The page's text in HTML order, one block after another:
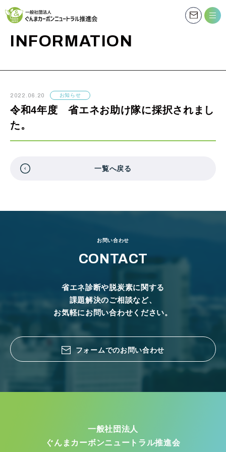
お知らせ
INFORMATION
2022.06.20 お知らせ
令和4年度 省エネお助け隊に採択されまし
た。
一覧へ戻る
お問い合わせ
CONTACT
省エネ診断や脱炭素に関する
課題解決のご相談など、
お気軽にお問い合わせください。
フォームでのお問い合わせ
一般社団法人
ぐんまカーボンニュートラル推進会